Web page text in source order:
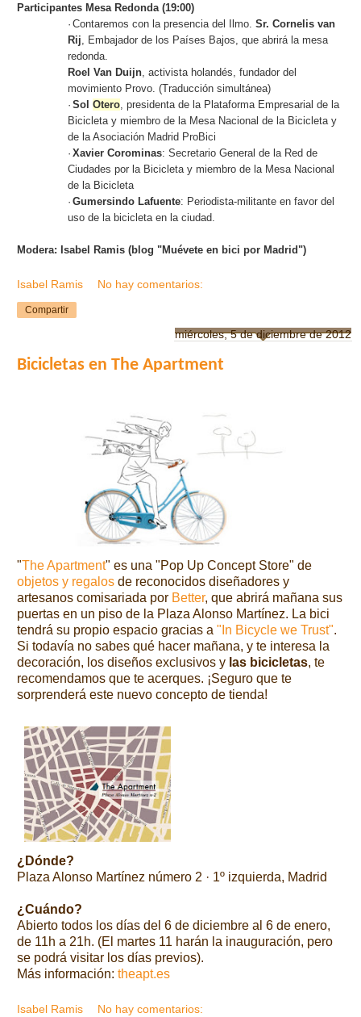
Participantes Mesa Redonda (19:00)
· Contaremos con la presencia del Ilmo. Sr. Cornelis van
Rij , Embajador de los Países Bajos, que abrirá la mesa
redonda.
Roel Van Duijn, activista holandés, fundador del
movimiento Provo. (Traducción simultánea)
· Sol Otero, presidenta de la Plataforma Empresarial de la
Bicicleta y miembro de la Mesa Nacional de la Bicicleta y
de la Asociación Madrid ProBici
· Xavier Corominas: Secretario General de la Red de
Ciudades por la Bicicleta y miembro de la Mesa Nacional
de la Bicicleta
· Gumersindo Lafuente: Periodista-militante en favor del
uso de la bicicleta en la ciudad.
Modera: Isabel Ramis (blog "Muévete en bici por Madrid")
Isabel Ramis No hay comentarios:
Compartir
miércoles, 5 de diciembre de 2012
Bicicletas en The Apartment
"The Apartment" es una "Pop Up Concept Store" de
objetos y regalos de reconocidos diseñadores y
artesanos comisariada por Better, que abrirá mañana sus
puertas en un piso de la Plaza Alonso Martínez. La bici
tendrá su propio espacio gracias a "In Bicycle we Trust".
Si todavía no sabes qué hacer mañana, y te interesa la
decoración, los diseños exclusivos y las bicicletas, te
recomendamos que te acerques. ¡Seguro que te
sorprenderá este nuevo concepto de tienda!
¿Dónde?
Plaza Alonso Martínez número 2 · 1º izquierda, Madrid
¿Cuándo?
Abierto todos los días del 6 de diciembre al 6 de enero,
de 11h a 21h. (El martes 11 harán la inauguración, pero
se podrá visitar los días previos).
Más información: theapt.es
Isabel Ramis No hay comentarios: